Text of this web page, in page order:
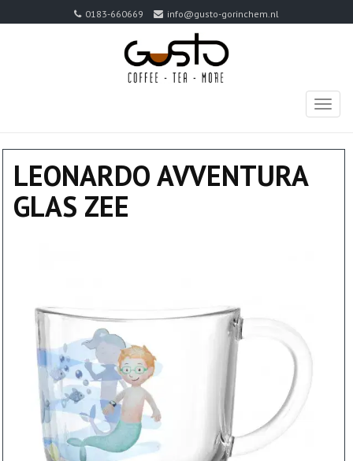
0183-660669 info@gusto-gorinchem.nl
LEONARDO AVVENTURA
GLAS ZEE